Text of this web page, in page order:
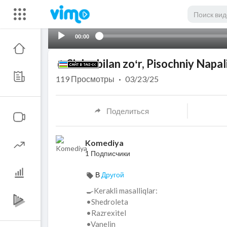
00:00
🔥Sizlar bilan zoʻr, Pisochniy
119 Просмотры · 03/23/25
Поделиться
Komediya
1 Подписчики
В Другой
🍳Kerakli masalliqlar:
•Shedroleta
•Razrexitel
•Vanelin